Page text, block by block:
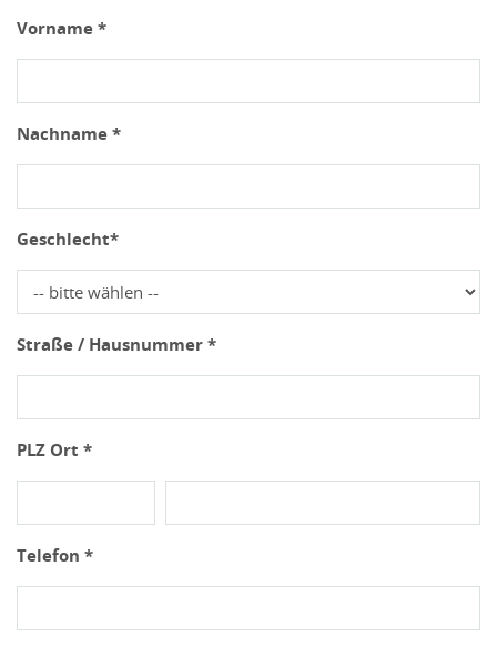
Vorname *
Nachname *
Geschlecht*
Straße / Hausnummer *
PLZ Ort *
Telefon *